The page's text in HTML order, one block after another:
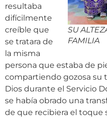
SU
FAMILIA
resultaba
difícilmente
creíble que
se tratara de
la misma
persona que estaba de
compartiendo gozosa su
Dios durante el Servicio
se había obrado una
de que recibiera el toque